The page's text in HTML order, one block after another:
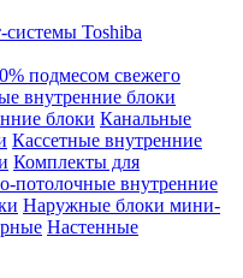
Toshiba
подмесом свежего
внутренние блоки
блоки Канальные
Кассетные внутренние
Комплекты для
потолочные внутренние
Наружные блоки мини-
Настенные